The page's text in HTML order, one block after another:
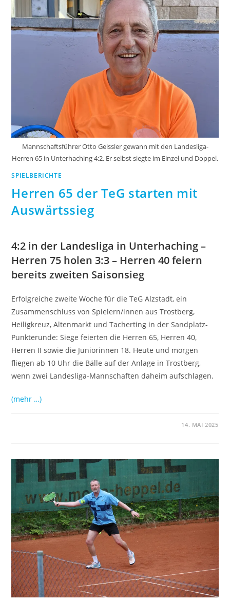
Mannschaftsführer Otto Geissler gewann mit den Landesliga-
Herren 65 in Unterhaching 4:2. Er selbst siegte im Einzel und Doppel.
SPIELBERICHTE
Herren 65 der TeG starten mit
Auswärtssieg
4:2 in der Landesliga in Unterhaching –
Herren 75 holen 3:3 – Herren 40 feiern
bereits zweiten Saisonsieg
Erfolgreiche zweite Woche für die TeG Alzstadt, ein
Zusammenschluss von Spielern/innen aus Trostberg,
Heiligkreuz, Altenmarkt und Tacherting in der Sandplatz-
Punkterunde: Siege feierten die Herren 65, Herren 40,
Herren II sowie die Juniorinnen 18. Heute und morgen
fliegen ab 10 Uhr die Bälle auf der Anlage in Trostberg,
wenn zwei Landesliga-Mannschaften daheim aufschlagen.
(mehr …)
14. MAI 2025